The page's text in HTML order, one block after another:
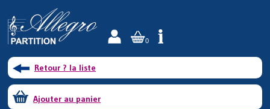
0
Retour ? la liste
Ajouter au panier